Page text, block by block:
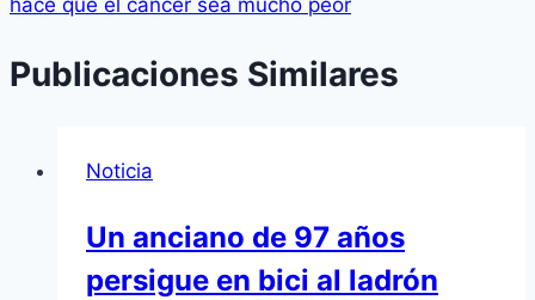
Publicaciones Similares
Noticia
Un anciano de 97 años
persigue en bici al ladrón